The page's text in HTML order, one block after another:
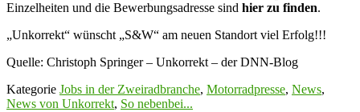
Einzelheiten und die Bewerbungsadresse sind hier zu finden.
„Unkorrekt“ wünscht „S&W“ am neuen Standort viel Erfolg!!!
Quelle: Christoph Springer – Unkorrekt – der DNN-Blog
Kategorie Jobs in der Zweiradbranche, Motorradpresse, News,
News von Unkorrekt, So nebenbei...